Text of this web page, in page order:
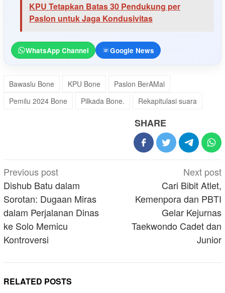
KPU Tetapkan Batas 30 Pendukung per
Paslon untuk Jaga Kondusivitas
WhatsApp Channel Google News
Bawaslu Bone KPU Bone
Paslon BerAMal
Pemilu 2024 Bone
Pilkada Bone. Rekapitulasi suara
SHARE
Post
navigation
Previous post
Dishub Batu dalam
Sorotan: Dugaan Miras
dalam Perjalanan Dinas
ke Solo Memicu
Kontroversi
Next post
Cari Bibit Atlet,
Kemenpora dan PBTI
Gelar Kejurnas
Taekwondo Cadet dan
Junior
RELATED POSTS